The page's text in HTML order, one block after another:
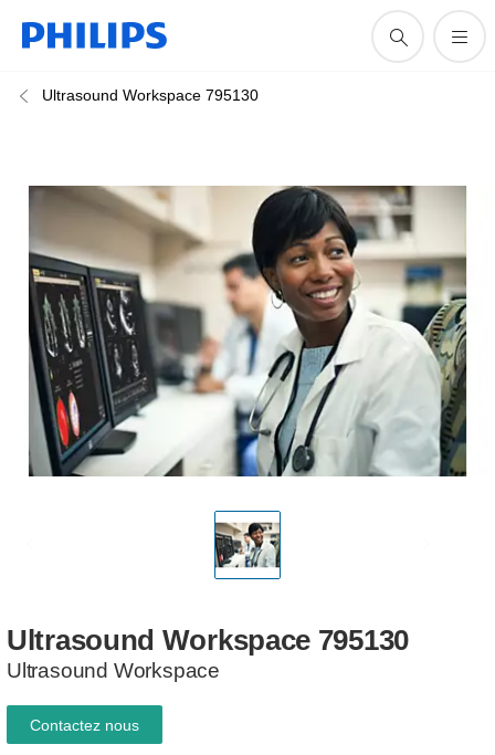
Ultrasound Workspace 795130
Ultrasound Workspace 795130
Ultrasound Workspace
Contactez nous